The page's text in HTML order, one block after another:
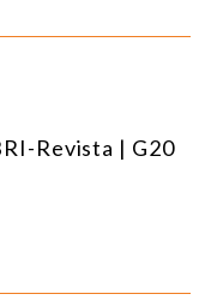
Revista | G20